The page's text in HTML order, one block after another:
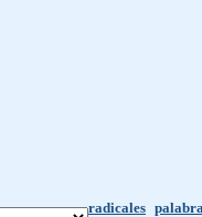
radicales